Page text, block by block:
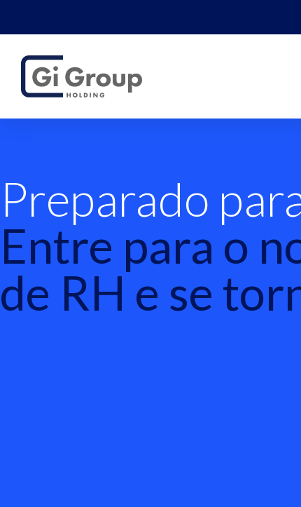
Preparado
Entre para o
de RH e se